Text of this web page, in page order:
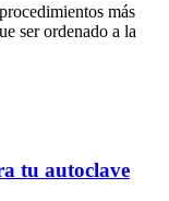
más
ser ordenado a la
tu autoclave